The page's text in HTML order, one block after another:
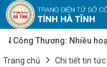
Thương: Nhiều hoạt
Tạo đà thúc đẩy sản
Trang chủ Chi tiết tin tức